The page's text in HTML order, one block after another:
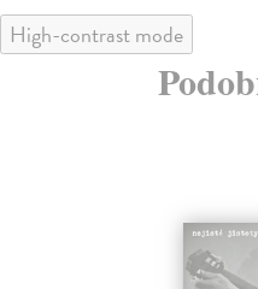
High-contrast mode